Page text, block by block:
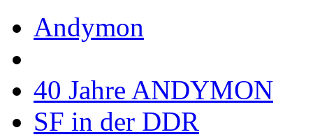
Andymon
40 Jahre ANDYMON
SF in der DDR